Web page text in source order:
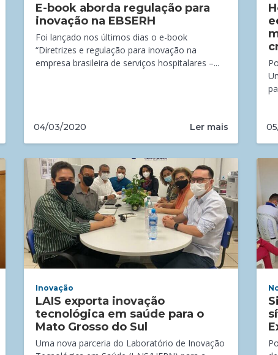
E-book aborda regulação para
inovação na EBSERH
Foi lançado nos últimos dias o e-book
“Diretrizes e regulação para inovação na
empresa brasileira de serviços hospitalares –...
04/03/2020 Ler mais
Inovação
LAIS exporta inovação
tecnológica em saúde para o
Mato Grosso do Sul
Uma nova parceria do Laboratório de Inovação